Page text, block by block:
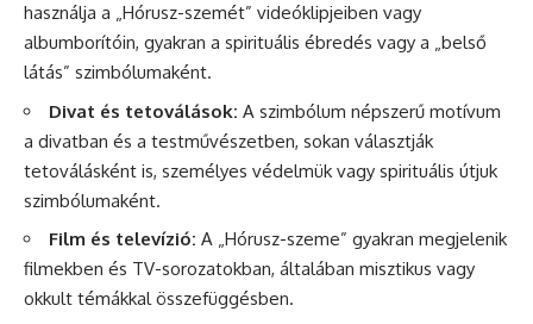
használja a „Hórusz-szemét” videóklipjeiben vagy
albumborítóin, gyakran a spirituális ébredés vagy a „belső
látás” szimbólumaként.
Divat és tetoválások: A szimbólum népszerű motívum
a divatban és a testművészetben, sokan választják
tetoválásként is, személyes védelmük vagy spirituális útjuk
szimbólumaként.
Film és televízió: A „Hórusz-szeme” gyakran megjelenik
filmekben és TV-sorozatokban, általában misztikus vagy
okkult témákkal összefüggésben.